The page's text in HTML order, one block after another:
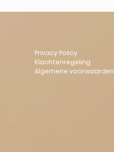
Privacy Policy
Klachtenregeling
Algemene voorwaarden